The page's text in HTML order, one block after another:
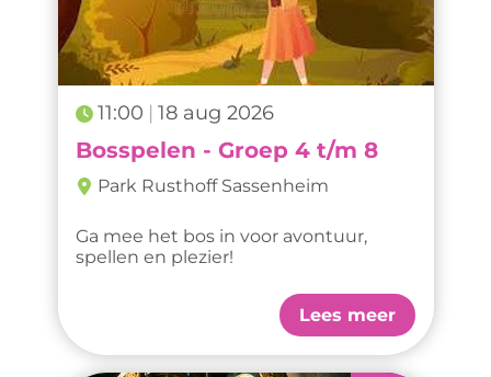
11:00 18 aug 2026
Bosspelen - Groep 4 t/m 8
Park Rusthoff Sassenheim
Ga mee het bos in voor avontuur,
spellen en plezier!
Lees meer